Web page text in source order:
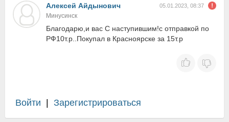
Алексей Айдынович 05.01.2023, 08:37
Минусинск
Благодарю,и вас С наступившим!с отправкой по
РФ10т.р..Покупал в Красноярске за 15т.р
Войти Зарегистрироваться